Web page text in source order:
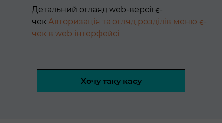
Детальний оглаяд web-версії є-
чек Авторизація та огляд розділів меню є-
чек в web інтерфейсі
Хочу таку касу